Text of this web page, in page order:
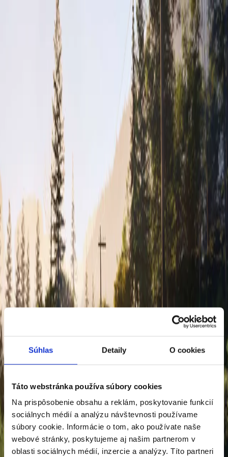
Súhlas Detaily O cookies
Táto webstránka používa súbory cookies
Na prispôsobenie obsahu a reklám, poskytovanie funkcií
sociálnych médií a analýzu návštevnosti používame
súbory cookie. Informácie o tom, ako používate naše
webové stránky, poskytujeme aj našim partnerom v
oblasti sociálnych médií, inzercie a analýzy. Títo partneri
Objednať predvádzaciu jazdu
Cenníky a katalógy
Nové vozidlá
Skladové vozidlá
Motocykle
Skladové motocykle
Motorové stroje
Akciová ponuka
Servis
Kontakt
Majitelia
Svet Honda
PRELUDE Prehľad Vlastnosti Špecifikácie Príslušenstvo Konfigurátor Prelude x vetroň
Nové vozidlá
Honda
19-palcové disky z ľahkých zliatin PR1901
19-palcové disky PR1901 sa vyznačujú diamantom brúseným povrchom s lesklým čírym
Balík osvetlenia Illumination
Balík osvetlenia Illumination
Balík osvetlenia interiéru kombinuje niekoľko prvkov bieleho osvetlenia, ktoré vytvárajú
v modeli Prelude mimoriadnu atmosféru. Balík vnútorného osvetlenia obsahuje:
osvetlenie predného priestoru na nohy a priestoru pod sedadlami, osvetlenie držiaka na
poháre a konzoly, osvetlené lišty prahov a projektorové osvetlenie Prelude.